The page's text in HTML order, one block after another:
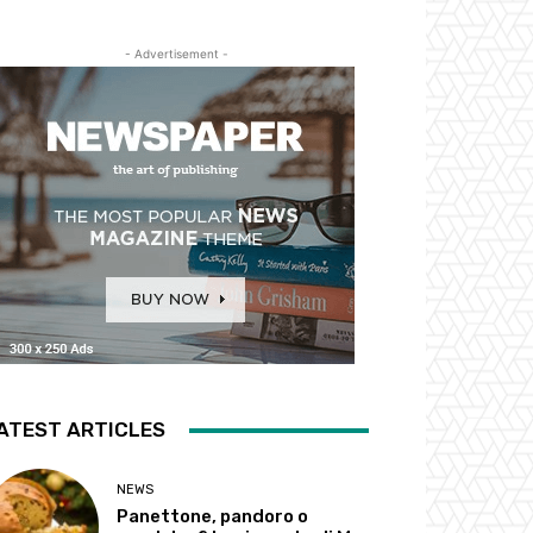
- Advertisement -
ARTICLES
NEWS
Panettone, pandoro o